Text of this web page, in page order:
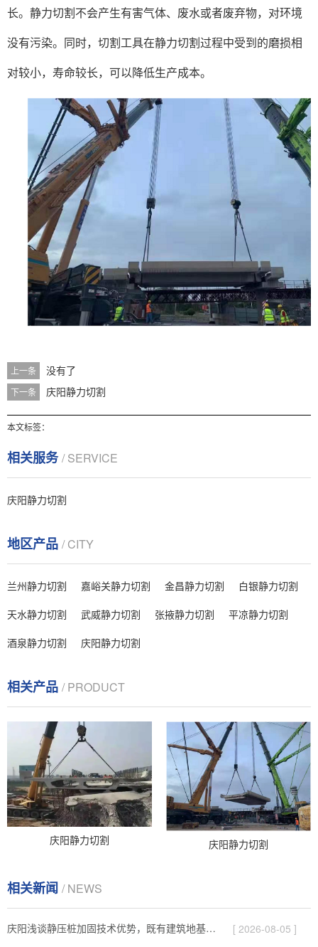
长。静力切割不会产生有害气体、废水或者废弃物，对环境
没有污染。同时，切割工具在静力切割过程中受到的磨损相
对较小，寿命较长，可以降低生产成本。
上一条 没有了
下一条 庆阳静力切割
本文标签：
相关服务/ SERVICE
庆阳静力切割
地区产品 / CITY
兰州静力切割 嘉峪关静力切割 金昌静力切割
白银静力切割
天水静力切割
武威静力切割 张掖静力切割
平凉静力切割
酒泉静力切割
庆阳静力切割
相关产品 / PRODUCT
庆阳静力切割 庆阳静力切割
相关新闻 / NEWS
庆阳浅谈静压桩加固技术优势，既有建筑地基补强施工要点！
[ 2026-08-05 ]